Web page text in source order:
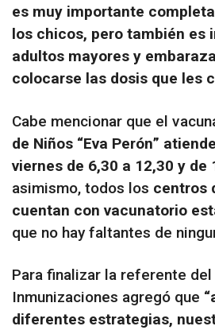
es muy importante
los chicos, pero también es
adultos mayores y
colocarse las dosis que les
Cabe mencionar que el
de Niños “Eva Perón”
viernes de 6,30 a 12,30 y de
asimismo, todos los centros
cuentan con vacunatorio
que no hay faltantes de
Para finalizar la referente del
Inmunizaciones agregó que
diferentes estrategias,